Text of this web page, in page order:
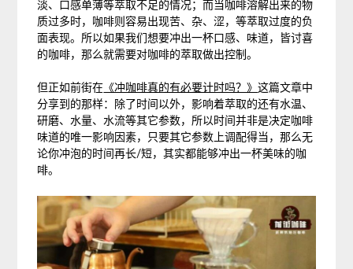
淡、口感单薄等萃取不足的情况；而当咖啡溶解出来的物
质过多时，咖啡则容易出现苦、杂、涩，等萃取过度的负
面表现。所以如果我们想要冲出一杯口感、味道，皆讨喜
的咖啡，那么就需要对咖啡的萃取做出控制。
但正如前街在 《冲咖啡真的有必要计时吗？》这篇文章中
分享到的那样：除了时间以外，影响着萃取的还有水温、
研磨、水量、水流等其它参数，所以时间并非是决定咖啡
味道的唯一影响因素，只要其它参数上调配得当，那么无
论你冲泡的时间再长/短，其实都能够冲出一杯美味的咖
啡。